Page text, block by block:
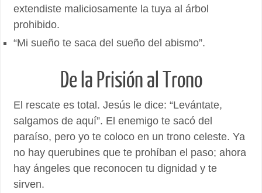
extendiste maliciosamente la tuya al árbol
prohibido.
“Mi sueño te saca del sueño del abismo”.
De la Prisión al Trono
El rescate es total. Jesús le dice: “Levántate,
salgamos de aquí”. El enemigo te sacó del
paraíso, pero yo te coloco en un trono celeste. Ya
no hay querubines que te prohíban el paso; ahora
hay ángeles que reconocen tu dignidad y te
sirven.